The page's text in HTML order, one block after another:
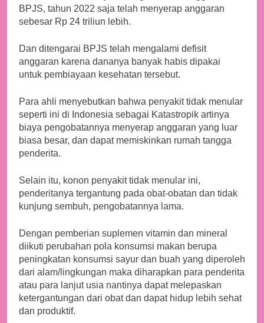
BPJS, tahun 2022 saja telah menyerap anggaran
sebesar Rp 24 triliun lebih.
Dan ditengarai BPJS telah mengalami defisit
anggaran karena dananya banyak habis dipakai
untuk pembiayaan kesehatan tersebut.
Para ahli menyebutkan bahwa penyakit tidak menular
seperti ini di Indonesia sebagai Katastropik artinya
biaya pengobatannya menyerap anggaran yang luar
biasa besar, dan dapat memiskinkan rumah tangga
penderita.
Selain itu, konon penyakit tidak menular ini,
penderitanya tergantung pada obat-obatan dan tidak
kunjung sembuh, pengobatannya lama.
Dengan pemberian suplemen vitamin dan mineral
diikuti perubahan pola konsumsi makan berupa
peningkatan konsumsi sayur dan buah yang diperoleh
dari alam/lingkungan maka diharapkan para penderita
atau para lanjut usia nantinya dapat melepaskan
ketergantungan dari obat dan dapat hidup lebih sehat
dan produktif.